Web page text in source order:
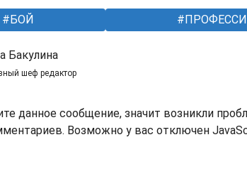
БОЙ
Бакулина
шеф редактор
данное сообщение, значит возникли
Возможно у вас отключен